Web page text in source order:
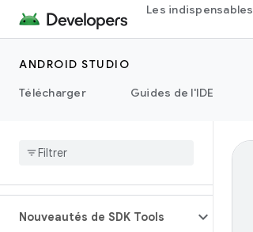
Les indispensables
ANDROID STUDIO
Télécharger
Guides de l'IDE
Nouveautés de SDK Tools